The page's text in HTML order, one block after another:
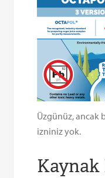
Üzgünüz, ancak
izniniz yok.